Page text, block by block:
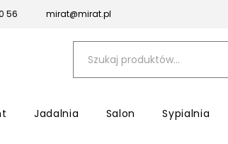
56 mirat@mirat.pl
Jadalnia Salon Sypialnia